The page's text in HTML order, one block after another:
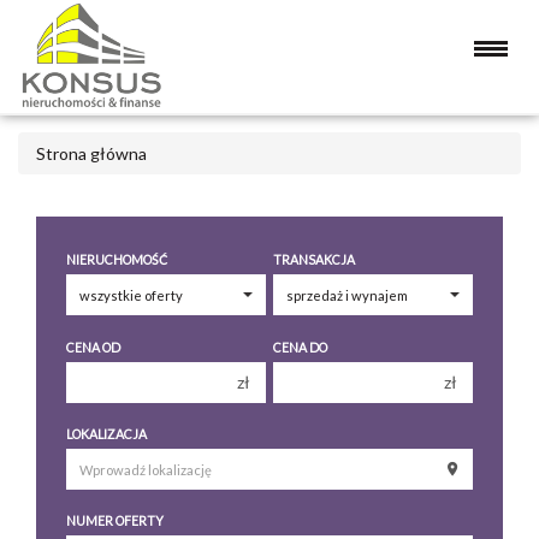
Strona główna
NIERUCHOMOŚĆ TRANSAKCJA
CENA OD
zł
200 000 zł
250 000 zł
300 000 zł
CENA DO
zł
200 000 zł
250 000 zł
LOKALIZACJA
NUMER OFERTY